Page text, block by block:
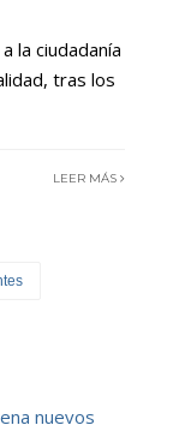
la ciudadanía
tras los
LEER MÁS
nuevos